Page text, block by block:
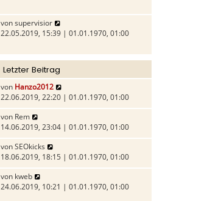
a
g
e
i
t
a
g
t
r
e
t
a
g
vonsupervisior
e
e
e
B
t
a
g
22.05.2019, 15:39 | 01.01.1970, 01:00
Letzter Beitrag
von Hanzo2012
e
u
t
r
B
22.06.2019, 22:20 | 01.01.1970, 01:00
von Rem
e
u
e
s
t
e
r
14.06.2019, 23:04 | 01.01.1970, 01:00
vonSEOkicks
e
u
s
18.06.2019, 18:15 | 01.01.1970, 01:00
von kweb
e
24.06.2019, 10:21 | 01.01.1970, 01:00